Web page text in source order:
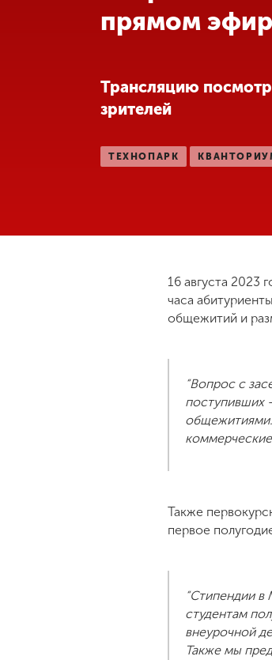
Международная
деятельность
Другие виды
деятельности
прямом
Трансляцию
зрителей
ТЕХНОПАРК
16 августа 2023
часа
общежитий и
“Вопрос с
поступивших
общежитиями.
Также
первое
“Стипендии в
студентам
внеурочной
Также мы